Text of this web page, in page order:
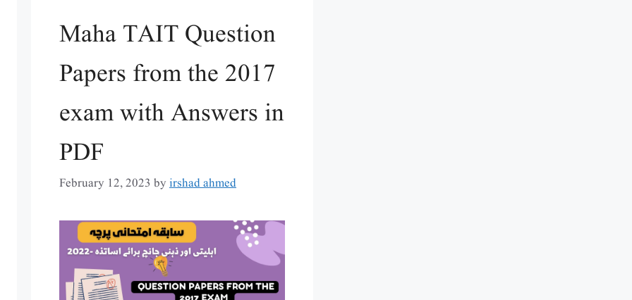
Maha TAIT Question
Papers from the 2017
exam with Answers in
PDF
February 12, 2023 byirshad ahmed